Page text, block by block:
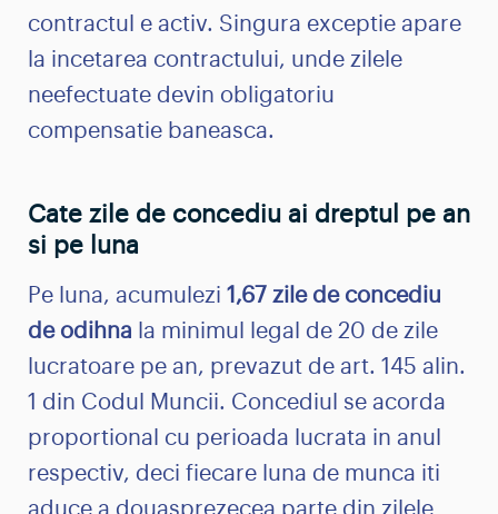
contractul e activ. Singura exceptie apare
la incetarea contractului, unde zilele
neefectuate devin obligatoriu
compensatie baneasca.
Cate zile de concediu ai dreptul pe an
si pe luna
Pe luna, acumulezi 1,67 zile de concediu
de odihna la minimul legal de 20 de zile
lucratoare pe an, prevazut de art. 145 alin.
1 din Codul Muncii. Concediul se acorda
proportional cu perioada lucrata in anul
respectiv, deci fiecare luna de munca iti
aduce a douasprezecea parte din zilele